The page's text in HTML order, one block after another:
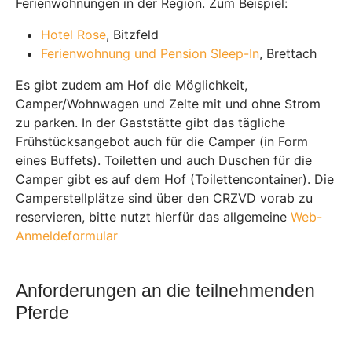
Ferienwohnungen in der Region. Zum Beispiel:
Hotel Rose, Bitzfeld
Ferienwohnung und Pension Sleep-In, Brettach
Es gibt zudem am Hof die Möglichkeit,
Camper/Wohnwagen und Zelte mit und ohne Strom
zu parken. In der Gaststätte gibt das tägliche
Frühstücksangebot auch für die Camper (in Form
eines Buffets). Toiletten und auch Duschen für die
Camper gibt es auf dem Hof (Toilettencontainer). Die
Camperstellplätze sind über den CRZVD vorab zu
reservieren, bitte nutzt hierfür das allgemeine Web-
Anmeldeformular
Anforderungen an die teilnehmenden
Pferde